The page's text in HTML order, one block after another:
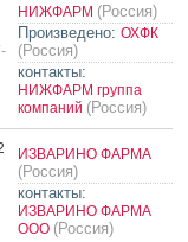
НИЖФАРМ (Россия)
Произведено: ОХФК
(Россия)
контакты:
НИЖФАРМ группа
компаний (Россия)
ИЗВАРИНО ФАРМА
(Россия)
контакты:
ИЗВАРИНО ФАРМА
ООО (Россия)